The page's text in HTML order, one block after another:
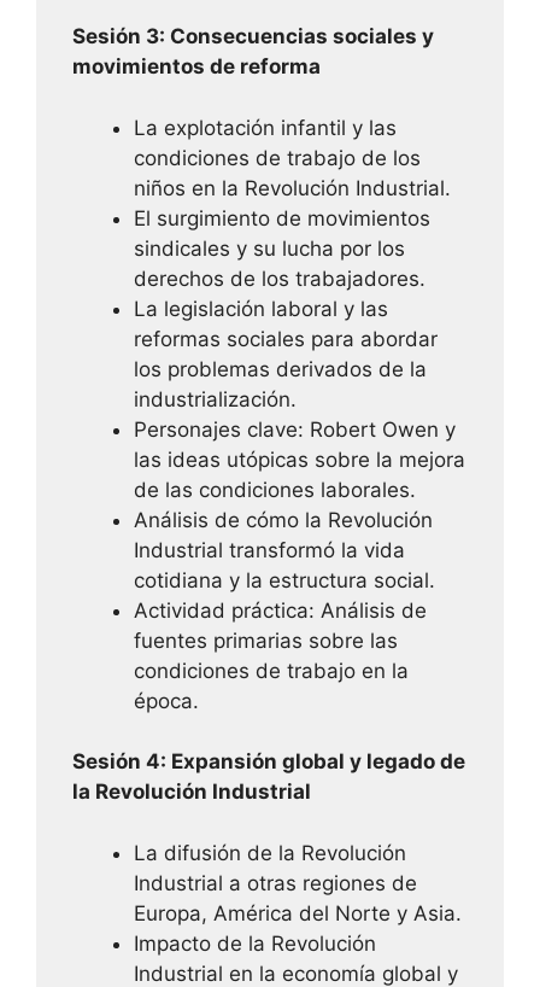
Sesión 3: Consecuencias sociales y
movimientos de reforma
La explotación infantil y las
condiciones de trabajo de los
niños en la Revolución Industrial.
El surgimiento de movimientos
sindicales y su lucha por los
derechos de los trabajadores.
La legislación laboral y las
reformas sociales para abordar
los problemas derivados de la
industrialización.
Personajes clave: Robert Owen y
las ideas utópicas sobre la mejora
de las condiciones laborales.
Análisis de cómo la Revolución
Industrial transformó la vida
cotidiana y la estructura social.
Actividad práctica: Análisis de
fuentes primarias sobre las
condiciones de trabajo en la
época.
Sesión 4: Expansión global y legado de
la Revolución Industrial
La difusión de la Revolución
Industrial a otras regiones de
Europa, América del Norte y Asia.
Impacto de la Revolución
Industrial en la economía global y